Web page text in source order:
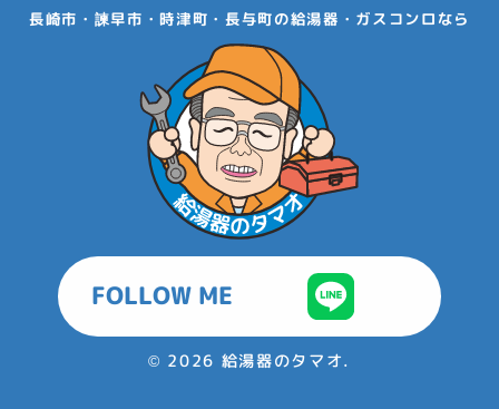
長崎市・諫早市・時津町・長与町の給湯器・ガスコンロなら
FOLLOW ME
© 2026 給湯器のタマオ.